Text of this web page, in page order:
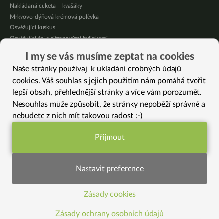
Nakládaná cuketa – kvašáky
Mrkvovo-dýňová krémová polévka
Osvěžující kuskus
Osvěžující čaj s citronovými bylinkami
Čokoládové muffiny s mangovým krémem
Meruňky a jablka v citrónovém želé
Vybrané recepty
Mléčné špaldové frappé (bez mléka, bez cukru a bez kofeinu)
Bezlepkové pohankové lívance
Krémová polévka z řepy, mrkve a batátů
Bezlepkové kaštanové sušenky
Rýže s chia semínkem
Osvěžující rychlá okurková limonáda
I my se vás musíme zeptat na cookies
Naše stránky používají k ukládání drobných údajů
cookies. Váš souhlas s jejich použitím nám pomáhá tvořit
lepší obsah, přehlednější stránky a více vám porozumět.
Nesouhlas může způsobit, že stránky nepoběží správně a
nebudete z nich mít takovou radost :-)
Funkční nastavení potřebujeme (vždy
Statistiky pro lepší obsah
Přijmout
Nastavit preference
Zásady cookies
Zásady ochrany osobních údajů